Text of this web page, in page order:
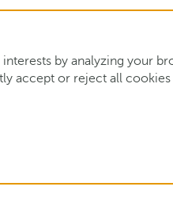
by analyzing your
accept or reject all